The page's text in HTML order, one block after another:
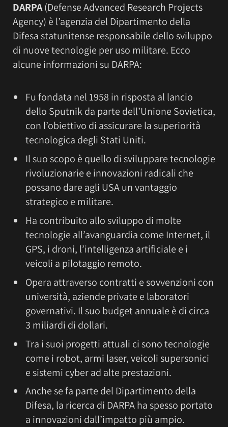
DARPA(Defense Advanced Research Projects
Agency) è l’agenzia del Dipartimento della
Difesa statunitense responsabile dello sviluppo
di nuove tecnologie per uso militare. Ecco
alcune informazioni su DARPA:
Fu fondata nel 1958 in risposta al lancio
dello Sputnik da parte dell’Unione Sovietica,
con l’obiettivo di assicurare la superiorità
tecnologica degli Stati Uniti.
Il suo scopo è quello di sviluppare tecnologie
rivoluzionarie e innovazioni radicali che
possano dare agli USA un vantaggio
strategico e militare.
Ha contribuito allo sviluppo di molte
tecnologie all’avanguardia come Internet, il
GPS, i droni, l’intelligenza artificiale e i
veicoli a pilotaggio remoto.
Opera attraverso contratti e sovvenzioni con
università, aziende private e laboratori
governativi. Il suo budget annuale è di circa
3 miliardi di dollari.
Tra i suoi progetti attuali ci sono tecnologie
come i robot, armi laser, veicoli supersonici
e sistemi cyber ad alte prestazioni.
Anche se fa parte del Dipartimento della
Difesa, la ricerca di DARPA ha spesso portato
a innovazioni dall’impatto più ampio.